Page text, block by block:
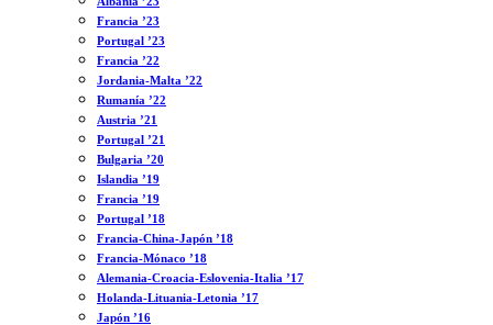
Francia ’23
Portugal ’23
Francia ’22
Jordania-Malta ’22
Rumanía ’22
Austria ’21
Portugal ’21
Bulgaria ’20
Islandia ’19
Francia ’19
Portugal ’18
Francia-China-Japón ’18
Francia-Mónaco ’18
Alemania-Croacia-Eslovenia-Italia ’17
Holanda-Lituania-Letonia ’17
Japón ’16